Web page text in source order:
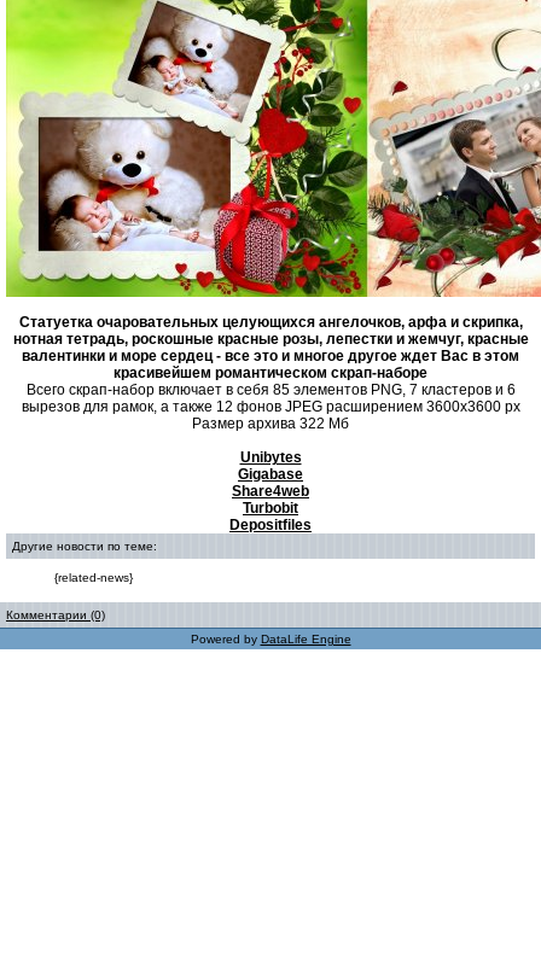
Статуетка очаровательных целующихся ангелочков, арфа и скрипка,
нотная тетрадь, роскошные красные розы, лепестки и жемчуг, красные
валентинки и море сердец - все это и многое другое ждет Вас в этом
красивейшем романтическом скрап-наборе
Всего скрап-набор включает в себя 85 элементов PNG, 7 кластеров и 6
вырезов для рамок, а также 12 фонов JPEG расширением 3600x3600 px
Размер архива 322 Мб
Unibytes
Gigabase
Share4web
Turbobit
Depositfiles
Другие новости по теме:
{related-news}
Комментарии (0)
Powered by DataLife Engine